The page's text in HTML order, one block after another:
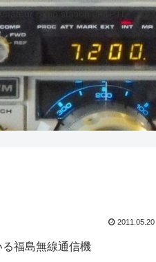
radio station JF1PTL
2011.05.20
福島無線通信機